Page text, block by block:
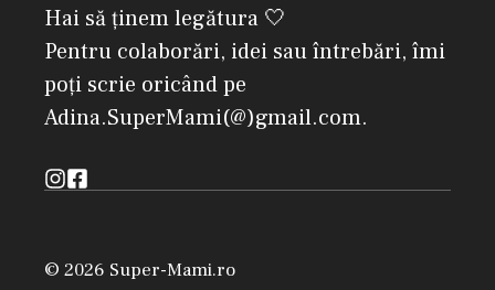
Hai să ținem legătura 🤍
Pentru colaborări, idei sau întrebări, îmi
poți scrie oricând pe
Adina.SuperMami(@)gmail.com.
© 2026 Super-Mami.ro